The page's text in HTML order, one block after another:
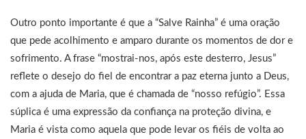
Outro ponto importante é que a “Salve Rainha” é uma oração
que pede acolhimento e amparo durante os momentos de dor e
sofrimento. A frase “mostrai-nos, após este desterro, Jesus”
reflete o desejo do fiel de encontrar a paz eterna junto a Deus,
com a ajuda de Maria, que é chamada de “nosso refúgio”. Essa
súplica é uma expressão da confiança na proteção divina, e
Maria é vista como aquela que pode levar os fiéis de volta ao